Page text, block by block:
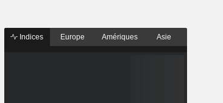
Indices Europe Amériques Asie